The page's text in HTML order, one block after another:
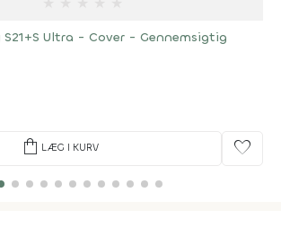
S21+S Ultra - Cover - Gennemsigtig
shopping_bag LÆG I KURV favorite